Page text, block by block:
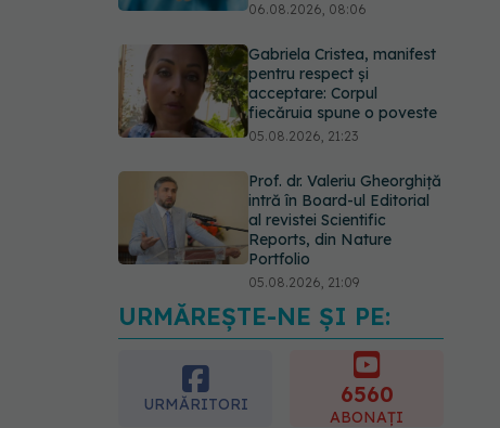
06.08.2026, 08:06
Gabriela Cristea, manifest
pentru respect și
acceptare: Corpul
fiecăruia spune o poveste
05.08.2026, 21:23
Prof. dr. Valeriu Gheorghiță
intră în Board-ul Editorial
al revistei Scientific
Reports, din Nature
Portfolio
05.08.2026, 21:09
EXCLUSIV Tratamentul
modern al cancerelor
ginecologice. Dr. Sorin
Bogdan (SANADOR), la
DC Medical și DC News
URMĂREȘTE-NE ȘI PE:
URMĂRITORI 6560
ABONAȚI